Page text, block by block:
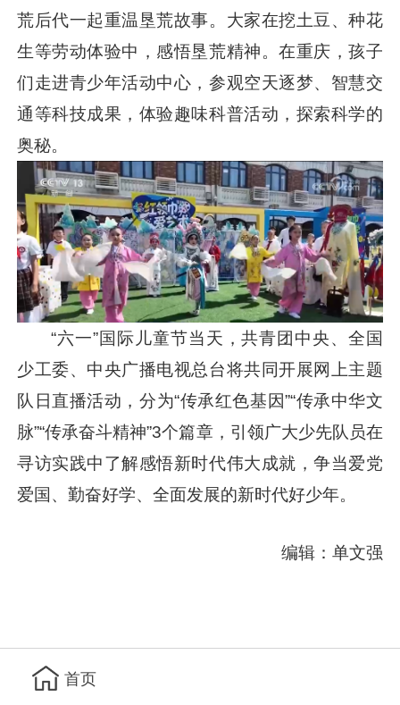
荒后代一起重温垦荒故事。大家在挖土豆、种花
生等劳动体验中，感悟垦荒精神。在重庆，孩子
们走进青少年活动中心，参观空天逐梦、智慧交
通等科技成果，体验趣味科普活动，探索科学的
奥秘。
“六一”国际儿童节当天，共青团中央、全国
少工委、中央广播电视总台将共同开展网上主题
队日直播活动，分为“传承红色基因”“传承中华文
脉”“传承奋斗精神”3个篇章，引领广大少先队员在
寻访实践中了解感悟新时代伟大成就，争当爱党
爱国、勤奋好学、全面发展的新时代好少年。
编辑：单文强
首页